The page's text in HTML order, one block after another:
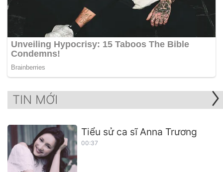
TIN MỚI
Tiểu sử ca sĩ Anna Trương
00:37